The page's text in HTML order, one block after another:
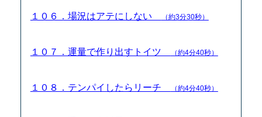
１０６．場況はアテにしない （約3分30秒）
１０７．運量で作り出すトイツ （約4分40秒）
１０８．テンパイしたらリーチ （約4分40秒）